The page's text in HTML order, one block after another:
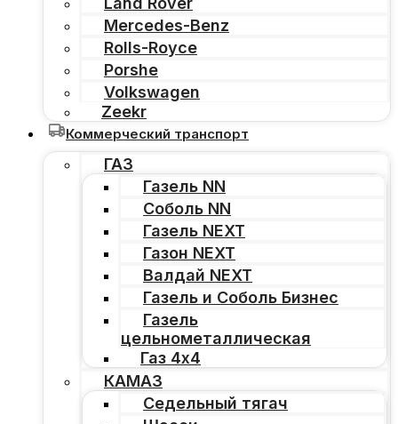
Mercedes-Benz
Rolls-Royce
Porshe
Volkswagen
Zeekr
Коммерческий транспорт
ГАЗ
Газель NN
Соболь NN
Газель NEXT
Газон NEXT
Валдай NEXT
Газель и Соболь Бизнес
Газель
цельнометаллическая
Газ 4х4
КАМАЗ
Седельный тягач